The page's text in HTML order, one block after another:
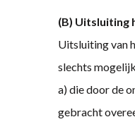
(B) Uitsluiting
Uitsluiting van
slechts
a) die door de
gebracht